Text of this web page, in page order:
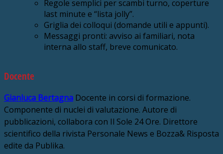
Regole semplici per scambi turno, coperture
last minute e “lista jolly”.
Griglia dei colloqui (domande utili e appunti).
Messaggi pronti: avviso ai familiari, nota
interna allo staff, breve comunicato.
Docente
Gianluca Bertagna Docente in corsi di formazione.
Componente di nuclei di valutazione. Autore di
pubblicazioni, collabora con Il Sole 24 Ore. Direttore
scientifico della rivista Personale News e Bozza& Risposta
edite da Publika.